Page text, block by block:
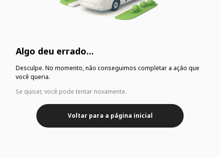
Algo deu errado...
Desculpe. No momento, não conseguimos completar a ação que
você queria.
Se quiser, você pode tentar novamente.
Voltar para a página inicial